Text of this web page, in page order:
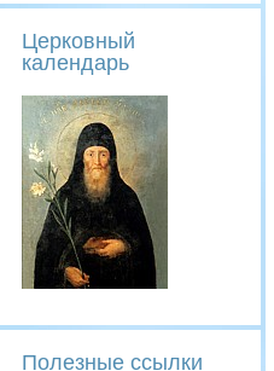
Церковный
календарь
Полезные ссылки